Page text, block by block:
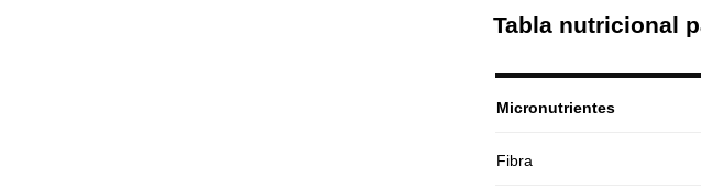
Tabla nutricional
Micronutrientes
Fibra